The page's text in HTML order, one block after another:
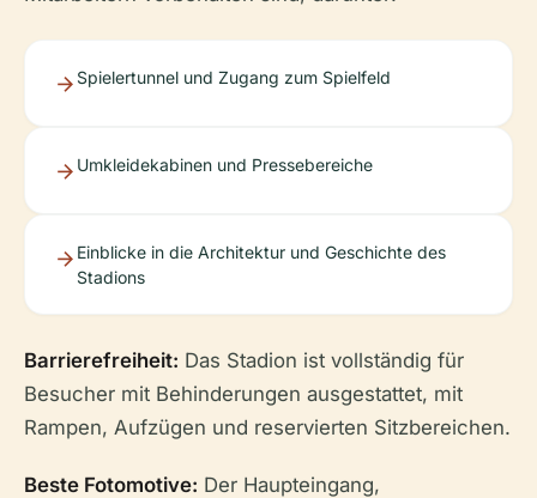
Spielertunnel und Zugang zum Spielfeld
Umkleidekabinen und Pressebereiche
Einblicke in die Architektur und Geschichte des
Stadions
Barrierefreiheit: Das Stadion ist vollständig für
Besucher mit Behinderungen ausgestattet, mit
Rampen, Aufzügen und reservierten Sitzbereichen.
Beste Fotomotive: Der Haupteingang,